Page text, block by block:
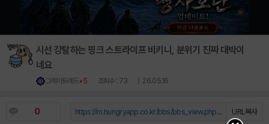
시선 강탈하는 핑크 스트라이프 비키니, 분위기 진짜 대박이
네요
그레이트레드+5 조회수 : 73 | 26.05.16
0 URL복사
https://m.hungryapp.co.kr/bbs/bbs_view.php?durl=Y...